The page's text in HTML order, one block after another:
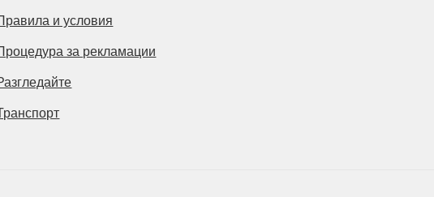
и условия
за рекламации